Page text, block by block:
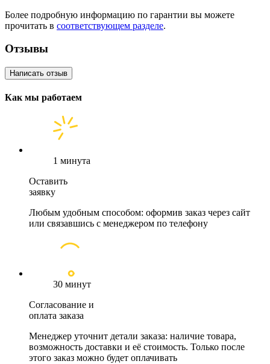
Более подробную информацию по гарантии вы можете
прочитать в соответствующем разделе.
Отзывы
Написать отзыв
Как мы работаем
1 минута
Оставить
заявку
Любым удобным способом: оформив заказ через сайт
или связавшись с менеджером по телефону
30 минут
Согласование и
оплата заказа
Менеджер уточнит детали заказа: наличие товара,
возможность доставки и её стоимость. Только после
этого заказ можно будет оплачивать